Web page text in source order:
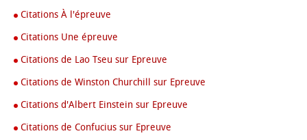
Citations À l'épreuve
Citations Une épreuve
Citations de Lao Tseu sur Epreuve
Citations de Winston Churchill sur Epreuve
Citations d'Albert Einstein sur Epreuve
Citations de Confucius sur Epreuve